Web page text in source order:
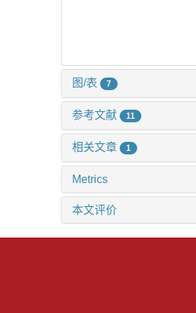
图/表 7
参考文献 11
相关文章 1
Metrics
本文评价